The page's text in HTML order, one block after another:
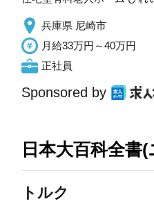
兵庫県 尼崎市
月給33万円～40万円
正社員
Sponsored by
日本大百科全書
トルク